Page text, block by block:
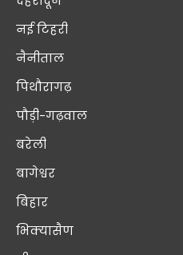
नई टिहरी
नैनीताल
पिथौरागढ़
पौड़ी-गढ़वाल
बरेली
बागेश्वर
बिहार
भिक्यासैण